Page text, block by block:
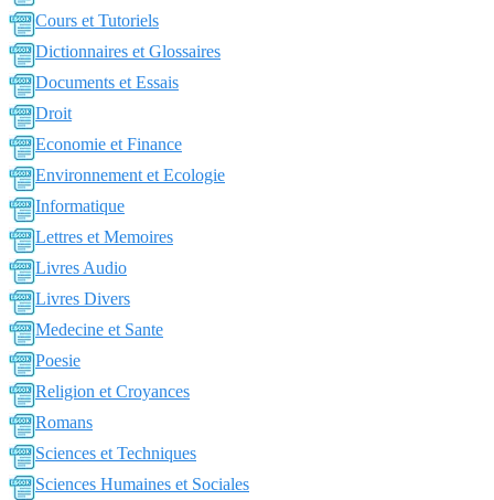
Cours et Tutoriels
Dictionnaires et Glossaires
Documents et Essais
Droit
Economie et Finance
Environnement et Ecologie
Informatique
Lettres et Memoires
Livres Audio
Livres Divers
Medecine et Sante
Poesie
Religion et Croyances
Romans
Sciences et Techniques
Sciences Humaines et Sociales